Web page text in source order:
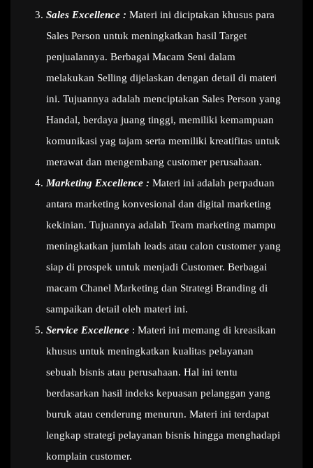
Sales Excellence : Materi ini diciptakan khusus para
Sales Person untuk meningkatkan hasil Target
penjualannya. Berbagai Macam Seni dalam
melakukan Selling dijelaskan dengan detail di materi
ini. Tujuannya adalah menciptakan Sales Person yang
Handal, berdaya juang tinggi, memiliki kemampuan
komunikasi yag tajam serta memiliki kreatifitas untuk
merawat dan mengembang customer perusahaan.
Marketing Excellence : Materi ini adalah perpaduan
antara marketing konvesional dan digital marketing
kekinian. Tujuannya adalah Team marketing mampu
meningkatkan jumlah leads atau calon customer yang
siap di prospek untuk menjadi Customer. Berbagai
macam Chanel Marketing dan Strategi Branding di
sampaikan detail oleh materi ini.
Service Excellence : Materi ini memang di kreasikan
khusus untuk meningkatkan kualitas pelayanan
sebuah bisnis atau perusahaan. Hal ini tentu
berdasarkan hasil indeks kepuasan pelanggan yang
buruk atau cenderung menurun. Materi ini terdapat
lengkap strategi pelayanan bisnis hingga menghadapi
komplain customer.